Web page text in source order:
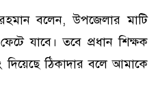
বলেন, উপজেলার মাটি
যাবে। তবে প্রধান শিক্ষক
ঠিকাদার বলে আমাকে